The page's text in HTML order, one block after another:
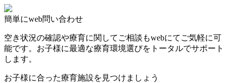
簡単にweb問い合わせ
空き状況の確認や療育に関してご相談もwebにてご気軽に可
能です。お子様に最適な療育環境選びをトータルでサポート
します。
お子様に合った療育施設を見つけましょう